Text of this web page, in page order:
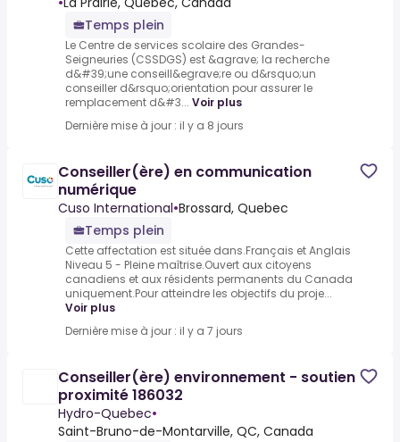
Temps plein
Le Centre de services scolaire des Grandes-
Seigneuries (CSSDGS) est &agrave; la recherche
d&#39;une conseill&egrave;re ou d&rsquo;un
conseiller d&rsquo;orientation pour assurer le
remplacement d&#3... Voir plus
Dernière mise à jour : il y a 8 jours
Conseiller(ère) en communication
numérique
Cuso International•Brossard, Quebec
Temps plein
Cette affectation est située dans.Français et Anglais
Niveau 5 - Pleine maîtrise.Ouvert aux citoyens
canadiens et aux résidents permanents du Canada
uniquement.Pour atteindre les objectifs du proje...
Voir plus
Dernière mise à jour : il y a 7 jours
Conseiller(ère) environnement - soutien
proximité 186032
Hydro-Quebec•
Saint-Bruno-de-Montarville, QC, Canada